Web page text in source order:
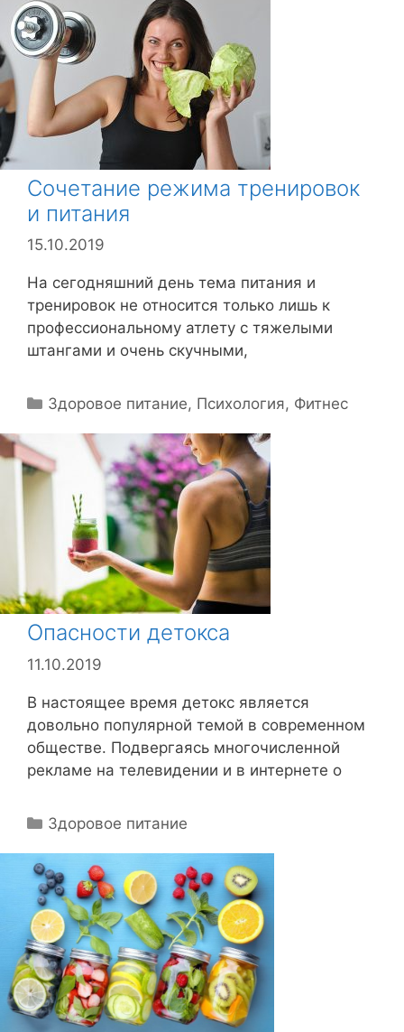
б
р
и
к
и
Сочетание режима тренировок
и питания
15.10.2019
На сегодняшний день тема питания и
тренировок не относится только лишь к
профессиональному атлету с тяжелыми
штангами и очень скучными,
Р
р
Здоровое питание, Психология, Фитнес
Опасности детокса
11.10.2019
В настоящее время детокс является
довольно популярной темой в современном
обществе. Подвергаясь многочисленной
рекламе на телевидении и в интернете о
Р
б
р
и
к
и
Здоровое питание